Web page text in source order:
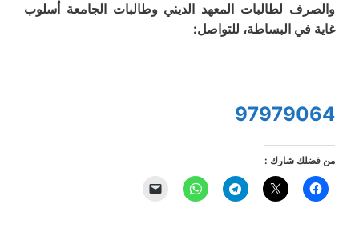
والصرف لطالبات المعهد الديني وطالبات الجامعة أسلوب
غاية في البساطة، للتواصل:
97979064
من فضلك شارك :